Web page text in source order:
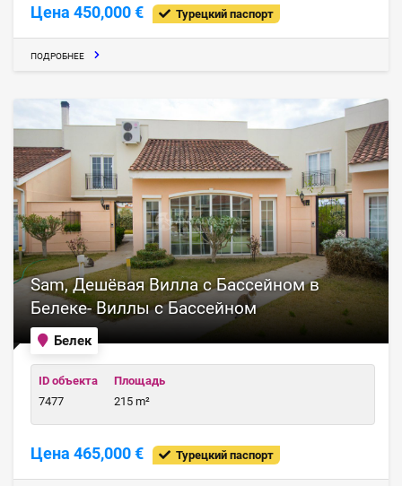
Цена 450,000 € Турецкий паспорт
ПОДРОБНЕЕ
Белек
Sam, Дешёвая Вилла с Бассейном в
Белеке- Виллы с Бассейном
ID объекта
7477
Площадь
215 m²
Цена 465,000 € Турецкий паспорт